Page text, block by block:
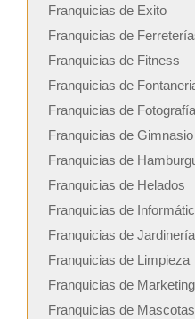
Franquicias de Exito
Franquicias de
Franquicias de Fitness
Franquicias de
Franquicias de Fotografía
Franquicias de Gimnasio
Franquicias de
Franquicias de Helados
Franquicias de
Franquicias de Jardinería
Franquicias de Limpieza
Franquicias de
Franquicias de